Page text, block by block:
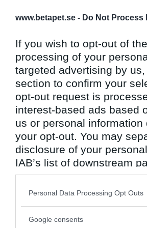
www.betapet.se - Do Not Process
If you wish to opt-out of
processing of your
targeted advertising by
section to confirm your
opt-out request is
interest-based ads based
us or personal
your opt-out. You may
disclosure of your
IAB’s list of downstream
also be disclosed by us
Downstream Participants
Please note that this
Personal Data Processing Opt Outs
Google consents
Antal inlägg:
1719
Ingen aning. Nyfångad regnbåge
Antal inlägg:
3887
Ytterfile med potatisgratäng och
HeavyLight
Antal inlägg: 519
Köper en matlåda och tar med till